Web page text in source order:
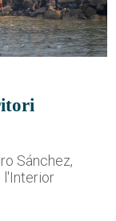
Sánchez,
l'Interior